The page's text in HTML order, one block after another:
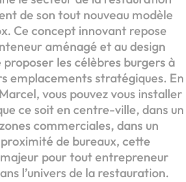
de son tout nouveau modèle
Ce concept innovant repose
aménagé et au design
les célèbres burgers à
emplacements stratégiques. En
vous pouvez vous installer
ce soit en centre-ville, dans un
commerciales, dans un
de bureaux, cette
pour tout entrepreneur
l’univers de la restauration.